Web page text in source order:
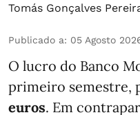
Tomás Gonçalves
Publicado a: 05 Agosto
O lucro do Banco
primeiro semestre,
euros. Em